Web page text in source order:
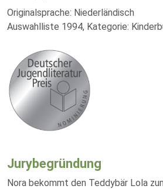
Originalsprache: Niederländisch
Auswahlliste 1994, Kategorie:
Jurybegründung
Nora bekommt den Teddybär Lola